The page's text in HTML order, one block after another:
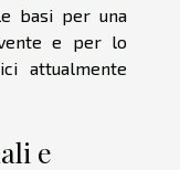
basi per una
e per lo
attualmente
e